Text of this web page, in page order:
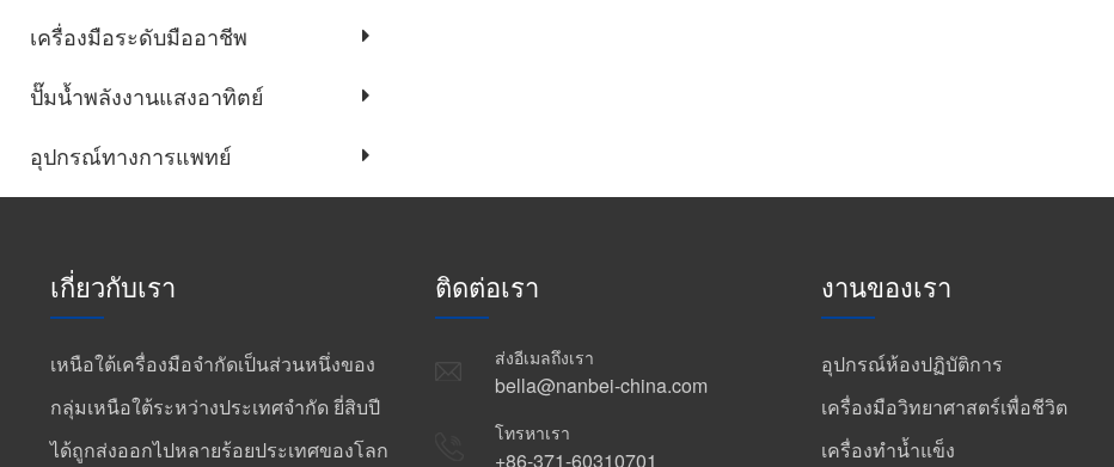
เครื่องมือระดับมืออาชีพ
ปั๊มน้ำพลังงานแสงอาทิตย์
อุปกรณ์ทางการแพทย์
เกี่ยวกับเรา
เหนือใต้เครื่องมือจำกัดเป็นส่วนหนึ่งของ
กลุ่มเหนือใต้ระหว่างประเทศจำกัด ยี่สิบปี
ได้ถูกส่งออกไปหลายร้อยประเทศของโลก
ติดต่อเรา
ส่งอีเมลถึงเรา
bella@nanbei-china.com
โทรหาเรา
+86-371-60310701
งานของเรา
อุปกรณ์ห้องปฏิบัติการ
เครื่องมือวิทยาศาสตร์เพื่อชีวิต
เครื่องทำน้ำแข็ง